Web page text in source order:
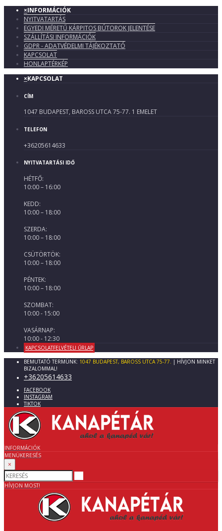
×INFORMÁCIÓK
NYITVATARTÁS
EGYEDI MÉRETŰ KÁRPITOS BÚTOROK JELENTÉSE
SZÁLLÍTÁSI INFORMÁCIÓK
GDPR - ADATVÉDELMI TÁJÉKOZTATÓ
KAPCSOLAT
HONLAPTÉRKÉP
×KAPCSOLAT
CÍM
1047 BUDAPEST, BAROSS UTCA 75-77. 1 EMELET
TELEFON
+36205614633
NYITVATARTÁSI IDŐ
HÉTFŐ:
10:00 – 16:00
KEDD:
10:00 – 18:00
SZERDA:
10:00 – 18:00
CSÜTÖRTÖK:
10:00 – 18:00
PÉNTEK:
10:00 – 18:00
SZOMBAT:
10:00 - 15:00
VASÁRNAP:
10:00 - 12:30
KAPCSOLATFELVÉTELI ŰRLAP
BEMUTATÓ TERMÜNK: 1047 BUDAPEST, BAROSS UTCA 75-77.
| HÍVJON MINKET
BIZALOMMAL!
+36205614633
FACEBOOK
INSTAGRAM
TIKTOK
INFORMÁCIÓK
MENÜKERESÉS
×
HÍVJON MOST!